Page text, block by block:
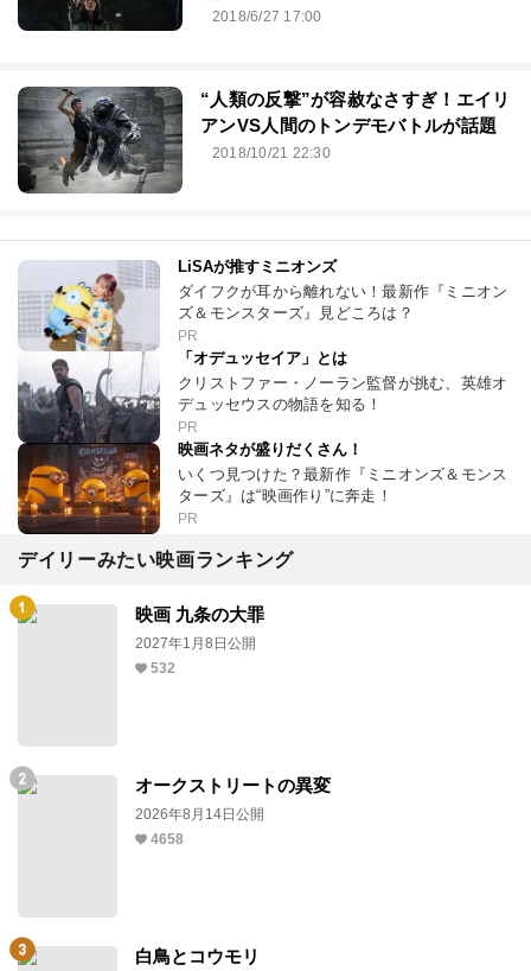
2018/6/27 17:00
“人類の反撃”が容赦なさすぎ！エイリ
アンVS人間のトンデモバトルが話題
2018/10/21 22:30
LiSAが推すミニオンズ
ダイフクが耳から離れない！最新作『ミニオン
ズ＆モンスターズ』見どころは？
PR
「オデュッセイア」とは
クリストファー・ノーラン監督が挑む、英雄オ
デュッセウスの物語を知る！
PR
映画ネタが盛りだくさん！
いくつ見つけた？最新作『ミニオンズ＆モンス
ターズ』は“映画作り”に奔走！
PR
デイリーみたい映画ランキング
映画 九条の大罪
2027年1月8日公開
532
オークストリートの異変
2026年8月14日公開
4658
白鳥とコウモリ